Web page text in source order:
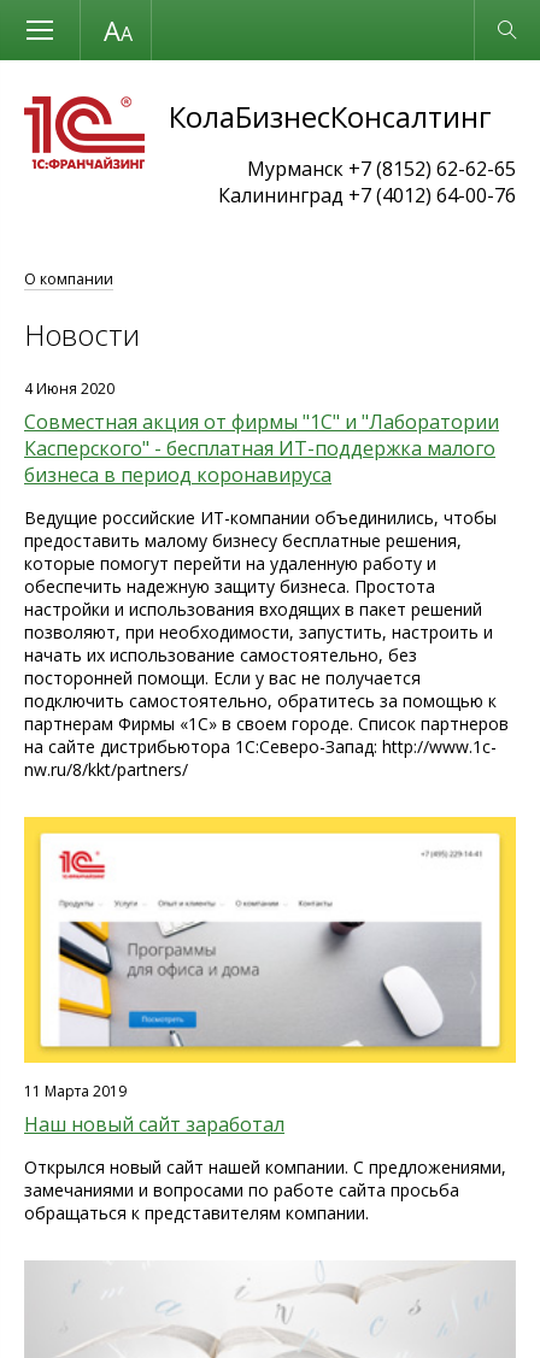
Размер шрифта Обычная версия
КолаБизнесКонсалтинг
Мурманск +7 (8152) 62-62-65
Калининград +7 (4012) 64-00-76
О компании
Новости
4 Июня 2020
Совместная акция от фирмы "1С" и "Лаборатории
Касперского" - бесплатная ИТ-поддержка малого
бизнеса в период коронавируса
Ведущие российские ИТ-компании объединились, чтобы
предоставить малому бизнесу бесплатные решения,
которые помогут перейти на удаленную работу и
обеспечить надежную защиту бизнеса. Простота
настройки и использования входящих в пакет решений
позволяют, при необходимости, запустить, настроить и
начать их использование самостоятельно, без
посторонней помощи. Если у вас не получается
подключить самостоятельно, обратитесь за помощью к
партнерам Фирмы «1С» в своем городе. Список партнеров
на сайте дистрибьютора 1С:Северо-Запад: http://www.1c-
nw.ru/8/kkt/partners/
11 Марта 2019
Наш новый сайт заработал
Открылся новый сайт нашей компании. С предложениями,
замечаниями и вопросами по работе сайта просьба
обращаться к представителям компании.